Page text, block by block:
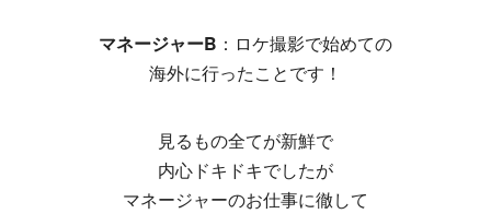
マネージャーB ：ロケ撮影で始めての
海外に行ったことです！
見るもの全てが新鮮で
内心ドキドキでしたが
マネージャーのお仕事に徹して